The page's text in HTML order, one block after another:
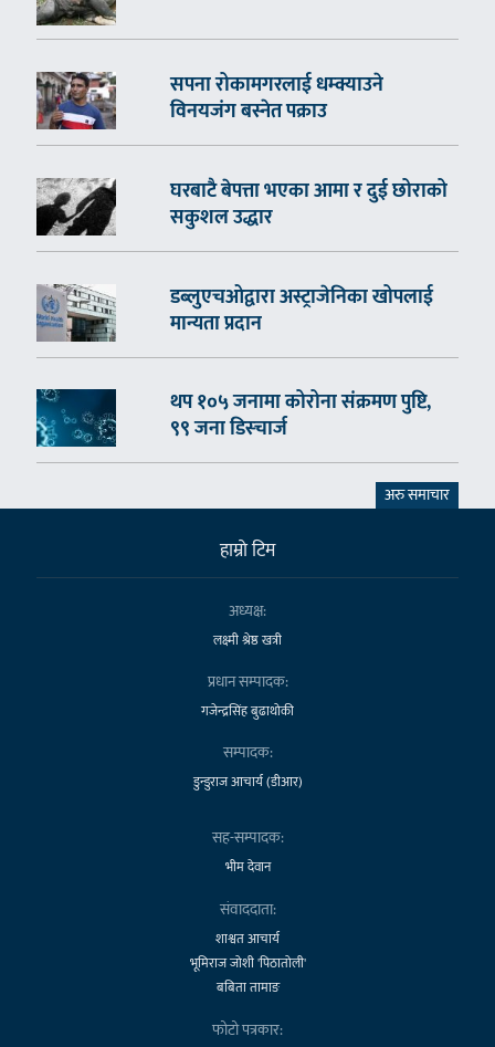
सपना रोकामगरलाई धम्क्याउने
विनयजंग बस्नेत पक्राउ
घरबाटै बेपत्ता भएका आमा र दुई छोराको
सकुशल उद्धार
डब्लुएचओद्वारा अस्ट्राजेनिका खोपलाई
मान्यता प्रदान
थप १०५ जनामा कोरोना संक्रमण पुष्टि,
९९ जना डिस्चार्ज
अरु समाचार
हाम्राे टिम
अध्यक्ष:
लक्ष्मी श्रेष्ठ खत्री
प्रधान सम्पादक:
गजेन्द्रसिंह बुढाथोकी
सम्पादक:
डुन्डुराज आचार्य (डीआर)
सह-सम्पादक:
भीम देवान
संवाददाता:
शाश्वत आचार्य
भूमिराज जोशी 'पिठातोली'
बबिता तामाङ
फोटो पत्रकार: